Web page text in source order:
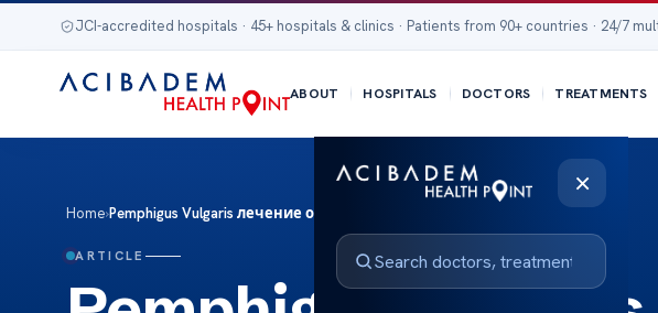
JCI-accredited hospitals · 45+ hospitals & clinics · Patients from 90+ countries · 24/7
ABOUT HOSPITALS DOCTORS TREATMENTS
×
Home›Pemphigus Vulgaris лечение общ преглед
ARTICLE